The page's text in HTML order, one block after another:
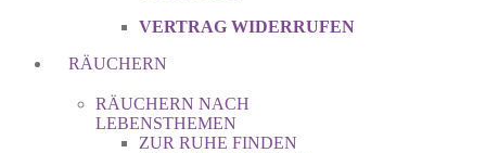
VERTRAG WIDERRUFEN
RÄUCHERN
RÄUCHERN NACH
LEBENSTHEMEN
ZUR RUHE FINDEN